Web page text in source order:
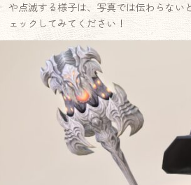
や点滅する様子は、写真では伝わらない
ェックしてみてください！